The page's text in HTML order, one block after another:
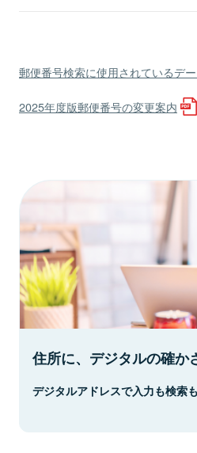
郵便番号検索に使用されているデ
2025年度版郵便番号の変更案内
住所に、デジタルの確か
デジタルアドレスで入力も検索